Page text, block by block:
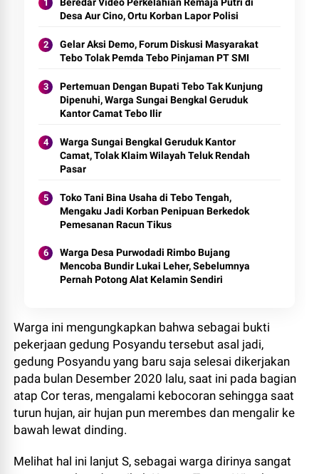
Desa Aur Cino, Ortu Korban Lapor Polisi
Gelar Aksi Demo, Forum Diskusi Masyarakat
Tebo Tolak Pemda Tebo Pinjaman PT SMI
Pertemuan Dengan Bupati Tebo Tak Kunjung
Dipenuhi, Warga Sungai Bengkal Geruduk
Kantor Camat Tebo Ilir
Warga Sungai Bengkal Geruduk Kantor
Camat, Tolak Klaim Wilayah Teluk Rendah
Pasar
Toko Tani Bina Usaha di Tebo Tengah,
Mengaku Jadi Korban Penipuan Berkedok
Pemesanan Racun Tikus
Warga Desa Purwodadi Rimbo Bujang
Mencoba Bundir Lukai Leher, Sebelumnya
Pernah Potong Alat Kelamin Sendiri
Warga ini mengungkapkan bahwa sebagai bukti
pekerjaan gedung Posyandu tersebut asal jadi,
gedung Posyandu yang baru saja selesai dikerjakan
pada bulan Desember 2020 lalu, saat ini pada bagian
atap Cor teras, mengalami kebocoran sehingga saat
turun hujan, air hujan pun merembes dan mengalir ke
bawah lewat dinding.
Melihat hal ini lanjut S, sebagai warga dirinya sangat